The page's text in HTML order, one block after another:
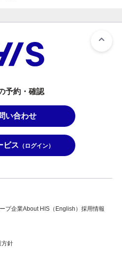
予約・確認
い合わせ
ビス （ログイン）
プ企業About HIS（English） 採用情報
方針